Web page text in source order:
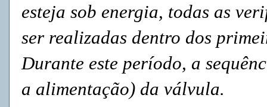
esteja sob energia, todas as
ser realizadas dentro dos
Durante este período, a
a alimentação) da válvula.